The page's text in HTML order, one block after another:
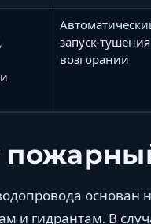
запуск
возгорании
основан
и гидрантам. В